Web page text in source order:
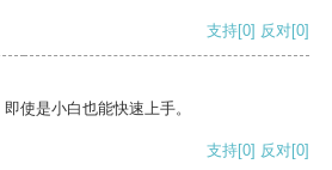
支持[0] 反对[0]
使是小白也能快速上手。
支持[0] 反对[0]